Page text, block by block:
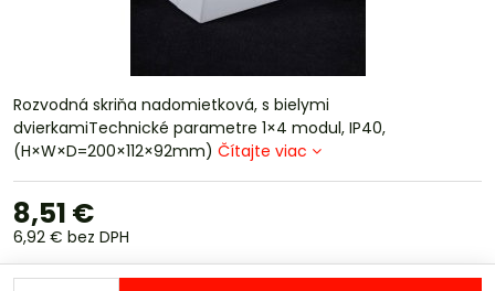
Rozvodná skriňa nadomietková, s bielymi
dvierkamiTechnické parametre 1×4 modul, IP40,
(H×W×D=200×112×92mm) Čítajte viac
8,51 €
6,92 € bez DPH